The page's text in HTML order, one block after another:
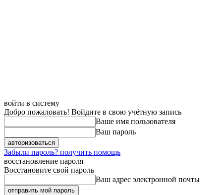
войти в систему
Добро пожаловать! Войдите в свою учётную запись
Ваше имя пользователя
Ваш пароль
Забыли пароль? получить помощь
восстановление пароля
Восстановите свой пароль
Ваш адрес электронной почты